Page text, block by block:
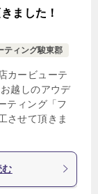
ました！
ティング駿東郡
カービューテ
越しのアウデ
ティング「フ
させて頂きま
む